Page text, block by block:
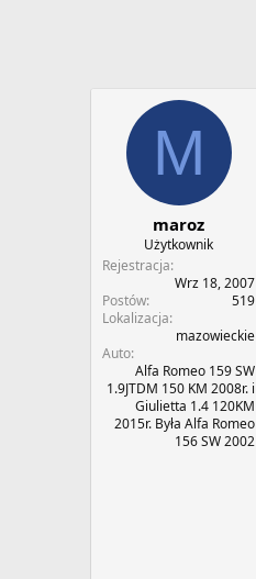
M
maroz
Użytkownik
Rejestracja
Wrz 18, 2007
Postów
519
Lokalizacja
mazowieckie
Auto
Alfa Romeo 159 SW
1.9JTDM 150 KM 2008r. i
Giulietta 1.4 120KM
2015r. Była Alfa Romeo
156 SW 2002